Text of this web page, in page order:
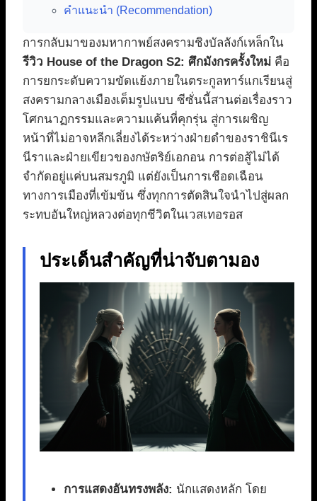
คำแนะนำ (Recommendation)
การกลับมาของมหากาพย์สงครามชิงบัลลังก์เหล็กใน
รีวิว House of the Dragon S2: ศึกมังกรครั้งใหม่ คือ
การยกระดับความขัดแย้งภายในตระกูลทาร์แกเรียนสู่
สงครามกลางเมืองเต็มรูปแบบ ซีซั่นนี้สานต่อเรื่องราว
โศกนาฏกรรมและความแค้นที่คุกรุ่น สู่การเผชิญ
หน้าที่ไม่อาจหลีกเลี่ยงได้ระหว่างฝ่ายดำของราชินีเร
นีราและฝ่ายเขียวของกษัตริย์เอกอน การต่อสู้ไม่ได้
จำกัดอยู่แค่บนสมรภูมิ แต่ยังเป็นการเชือดเฉือน
ทางการเมืองที่เข้มข้น ซึ่งทุกการตัดสินใจนำไปสู่ผลก
ระทบอันใหญ่หลวงต่อทุกชีวิตในเวสเทอรอส
ประเด็นสำคัญที่น่าจับตามอง
การแสดงอันทรงพลัง: นักแสดงหลัก โดย